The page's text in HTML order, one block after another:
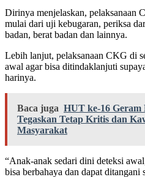
Dirinya menjelaskan, pelaksanaan
mulai dari uji kebugaran, periksa
badan, berat badan dan lainnya.
Lebih lanjut, pelaksanaan CKG di
awal agar bisa ditindaklanjuti
harinya.
Baca juga HUT ke-16 Geram
Tegaskan Tetap Kritis dan
Masyarakat
“Anak-anak sedari dini deteksi
bisa berbahaya dan dapat ditangani